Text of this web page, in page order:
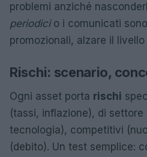
problemi anziché
periodicio i comunicati
promozionali, alzare il
Rischi: scenario,
Ogni asset porta rischi
(tassi, inflazione), di settore
tecnologia), competitivi
(debito). Un test semplice: